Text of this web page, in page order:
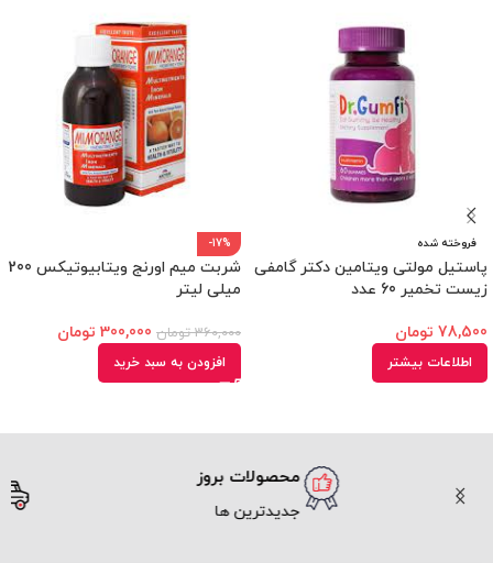
فروخته شده
پاستیل مولتی ویتامین دکتر گامفی
زیست تخمیر 60 عدد
78,500 تومان
اطلاعات بیشتر
-17%
شربت میم اورنج ویتابیوتیکس 200
میلی لیتر
360,000 تومان 300,000 تومان
افزودن به سبد خرید
محصولات بروز
پیک و پست